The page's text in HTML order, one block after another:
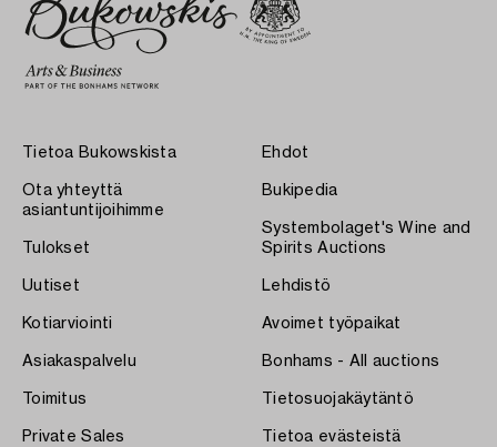
Tietoa Bukowskista
Ota yhteyttä
asiantuntijoihimme
Tulokset
Uutiset
Kotiarviointi
Asiakaspalvelu
Toimitus
Private Sales
Ehdot
Bukipedia
Systembolaget's Wine and
Spirits Auctions
Lehdistö
Avoimet työpaikat
Bonhams - All auctions
Tietosuojakäytäntö
Tietoa evästeistä